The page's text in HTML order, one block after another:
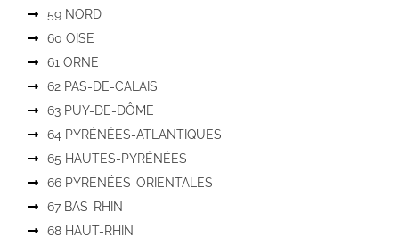
59 NORD
60 OISE
61 ORNE
62 PAS-DE-CALAIS
63 PUY-DE-DÔME
64 PYRÉNÉES-ATLANTIQUES
65 HAUTES-PYRÉNÉES
66 PYRÉNÉES-ORIENTALES
67 BAS-RHIN
68 HAUT-RHIN